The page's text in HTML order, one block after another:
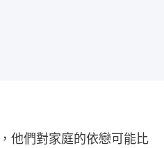
他們對家庭的依戀可能比